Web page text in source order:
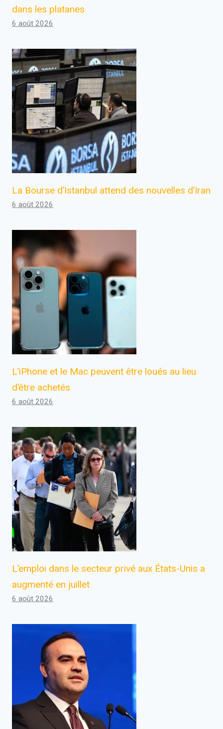
dans les platanes
6 août 2026
La Bourse d’Istanbul attend des nouvelles d’Iran
6 août 2026
L’iPhone et le Mac peuvent être loués au lieu
d’être achetés
6 août 2026
L’emploi dans le secteur privé aux États-Unis a
augmenté en juillet
6 août 2026